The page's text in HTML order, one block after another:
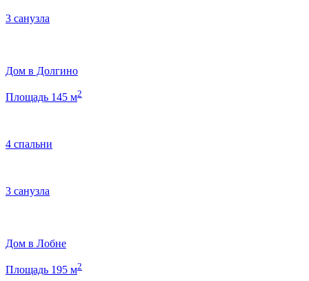
3 санузла
Дом в Долгино
Площадь 145 м2
4 спальни
3 санузла
Дом в Лобне
Площадь 195 м2